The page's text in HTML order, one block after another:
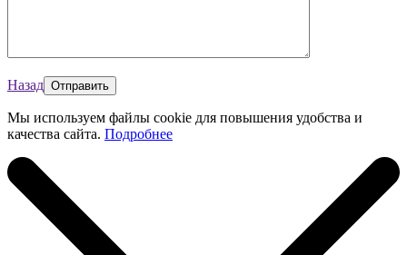
Назад
Мы используем файлы cookie для повышения удобства и
качества сайта. Подробнее